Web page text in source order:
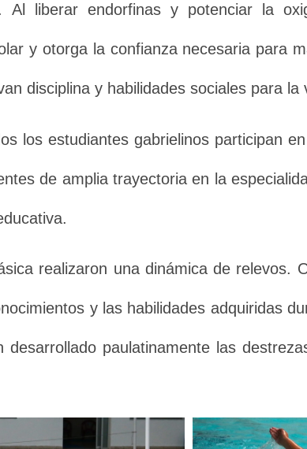
Al liberar endorfinas y potenciar la
y otorga la confianza necesaria para
disciplina y habilidades sociales para la
los estudiantes gabrielinos participan
de amplia trayectoria en la
realizaron una dinámica de relevos.
y las habilidades adquiridas
paulatinamente las